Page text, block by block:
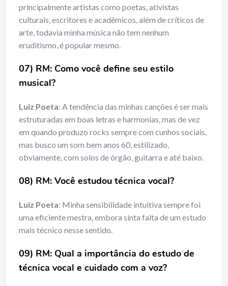
principalmente artistas como poetas, ativistas
culturais, escritores e acadêmicos, além de críticos de
arte, todavia minha música não tem nenhum
eruditismo, é popular mesmo.
07) RM: Como você define seu estilo
musical?
Luiz Poeta: A tendência das minhas canções é ser mais
estruturadas em boas letras e harmonias, mas de vez
em quando produzo rocks sempre com cunhos sociais,
mas busco um som bem anos 60, estilizado,
obviamente, com solos de órgão, guitarra e até baixo.
08) RM: Você estudou técnica vocal?
Luiz Poeta: Minha sensibilidade intuitiva sempre foi
uma eficiente mestra, embora sinta falta de um estudo
mais técnico nesse sentido.
09) RM: Qual a importância do estudo de
técnica vocal e cuidado com a voz?